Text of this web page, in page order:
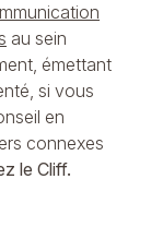
au sein
émettant
si vous
en
connexes
le Cliff.